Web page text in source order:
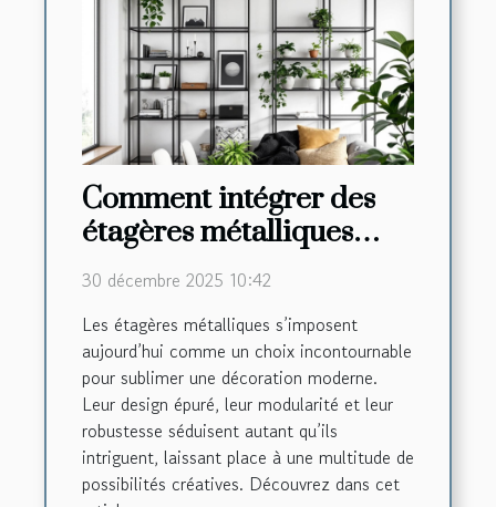
Comment intégrer des
étagères métalliques
dans une décoration
moderne ?
30 décembre 2025 10:42
Les étagères métalliques s’imposent
aujourd’hui comme un choix incontournable
pour sublimer une décoration moderne.
Leur design épuré, leur modularité et leur
robustesse séduisent autant qu’ils
intriguent, laissant place à une multitude de
possibilités créatives. Découvrez dans cet